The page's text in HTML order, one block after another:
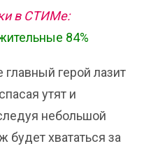
в СТИМе:
84%
главный герой лазит
утят и
небольшой
будет хвататься за